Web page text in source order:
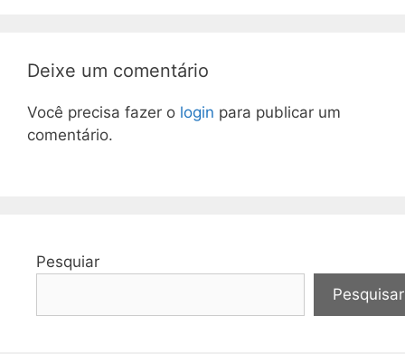
Deixe um comentário
Você precisa fazer o login para publicar um
comentário.
Pesquiar
Pesquisar